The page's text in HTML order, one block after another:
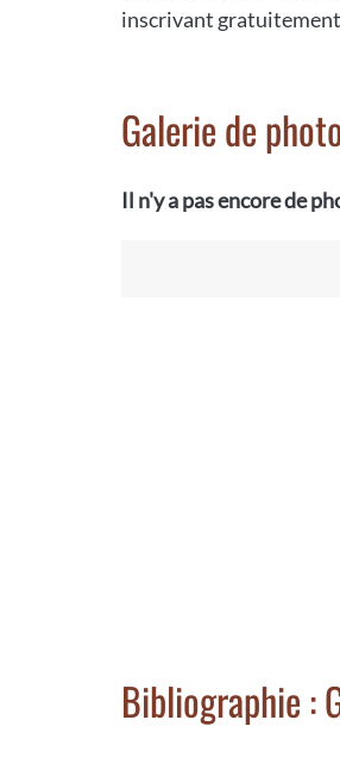
inscrivant
Galerie de
Il n'y a pas encore de
Bibliographie :